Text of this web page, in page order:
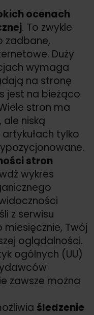
ocenach
. To zwykle
zadbane,
Duży
wymaga
na stronę
jest na bieżąco
stron ma
niską
tylko
stron
wykres
z serwisu
Twój
oglądalności.
ogólnych (UU)
zawsze można
śledzenie